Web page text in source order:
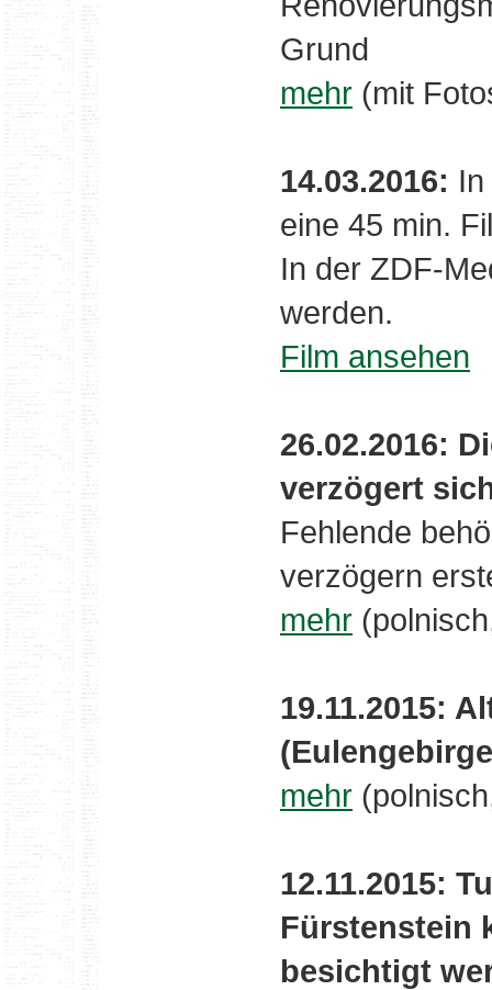
Grund
mehr (mit
14.03.2016:
eine 45 min.
In der ZDF-
werden.
Film ansehen
26.02.2016:
verzögert
Fehlende
verzögern
mehr
19.11.2015:
mehr
12.11.2015:
Fürstenstein
besichtigt